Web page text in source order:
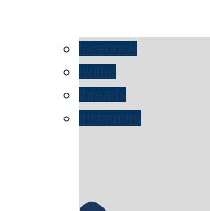
facebook
twitter
threads
instagram